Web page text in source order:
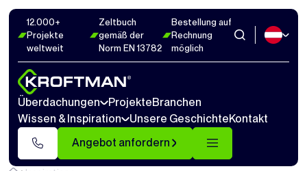
12.000+
Projekte
weltweit
Zeltbuch
gemäß der
Norm EN 13782
Bestellung auf
Rechnung
möglich
Überdachungen ProjekteBranchen
Wissen & Inspiration
Unsere GeschichteKontakt
Angebot anfordern